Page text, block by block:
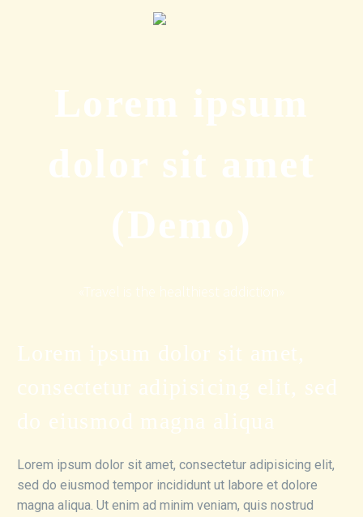
Lorem ipsum
dolor sit amet
(Demo)
«Travel is the healthiest addiction»
Lorem ipsum dolor sit amet,
consectetur adipisicing elit, sed
do eiusmod magna aliqua
Lorem ipsum dolor sit amet, consectetur adipisicing elit,
sed do eiusmod tempor incididunt ut labore et dolore
magna aliqua. Ut enim ad minim veniam, quis nostrud